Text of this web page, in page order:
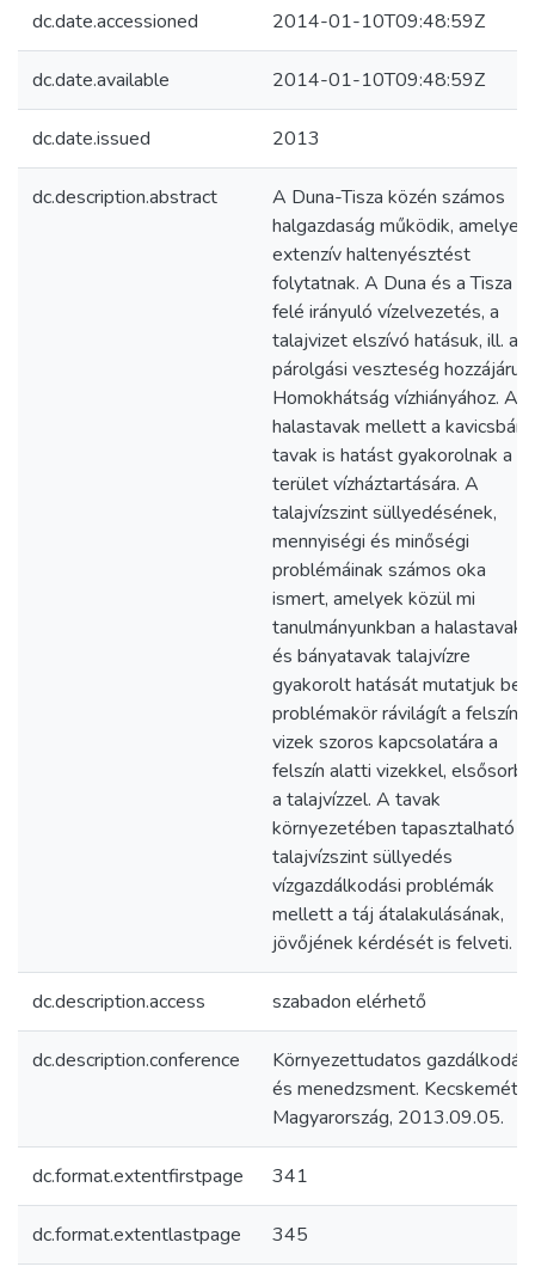
dc.date.accessioned 2014-01-10T09:48:59Z
dc.date.available 2014-01-10T09:48:59Z
dc.date.issued 2013
dc.description.abstract
A Duna-Tisza közén számos
halgazdaság működik, amelyek
extenzív haltenyésztést
folytatnak. A Duna és a Tisza
felé irányuló vízelvezetés, a
talajvizet elszívó hatásuk, ill. a
párolgási veszteség hozzájárul
Homokhátság vízhiányához. A
halastavak mellett a
tavak is hatást gyakorolnak a
terület vízháztartására. A
talajvízszint süllyedésének,
mennyiségi és minőségi
problémáinak számos oka
ismert, amelyek közül mi
tanulmányunkban a halastavak
és bányatavak talajvízre
gyakorolt hatását mutatjuk be.
problémakör rávilágít a felszíni
vizek szoros kapcsolatára a
felszín alatti vizekkel,
a talajvízzel. A tavak
környezetében tapasztalható
talajvízszint süllyedés
vízgazdálkodási problémák
mellett a táj átalakulásának,
jövőjének kérdését is felveti.
dc.description.access szabadon elérhető
dc.description.conference
Környezettudatos gazdálkodás
és menedzsment. Kecskemét,
Magyarország, 2013.09.05.
dc.format.extentfirstpage 341
dc.format.extentlastpage 345